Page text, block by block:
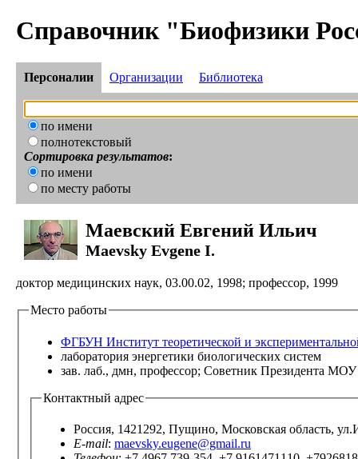
Справочник "Биофизики
Персоналии Организации Библиотека
по имени
полнотекстовый
Сортировка результатов:
по имени
по месту работы
Маевский Евгений Ильич
Maevsky Evgene I.
доктор медицинских наук, 03.00.02, 1998; профессор, 1999
Место работы
ФГБУН Институт теоретической и
лаборатория энергетики биологических систем
зав. лаб., дмн, профессор; Советник Президента
Контактный адрес
Россия, 1421292, Пущино, Московская область,
E-mail: maevsky.eugene@gmail.ru